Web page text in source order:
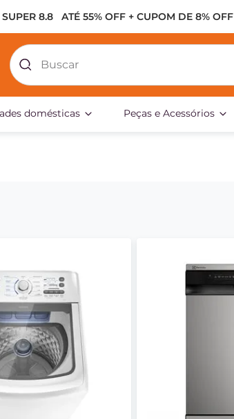
SUPER 8.8   ATÉ 55% OFF + CUPOM DE 8% OFF
Buscar
domésticas Peças e Acessórios